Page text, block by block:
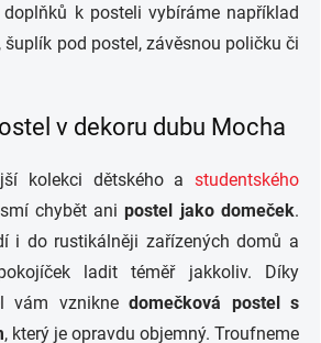
k posteli vybíráme například
pod postel, závěsnou poličku či
v dekoru dubu Mocha
kolekci dětského a studentského
chybět anipostel jako domeček.
i do rustikálněji zařízených domů a
ladit téměř jakkoliv. Díky
vám vzniknedomečková postel s
, který je opravdu objemný. Troufneme